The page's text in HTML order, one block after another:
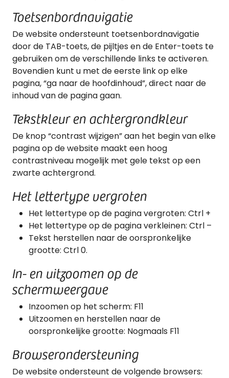
Toetsenbordnavigatie
De website ondersteunt toetsenbordnavigatie
door de TAB-toets, de pijltjes en de Enter-toets te
gebruiken om de verschillende links te activeren.
Bovendien kunt u met de eerste link op elke
pagina, “ga naar de hoofdinhoud”, direct naar de
inhoud van de pagina gaan.
Tekstkleur en achtergrondkleur
De knop “contrast wijzigen” aan het begin van elke
pagina op de website maakt een hoog
contrastniveau mogelijk met gele tekst op een
zwarte achtergrond.
Het lettertype vergroten
Het lettertype op de pagina vergroten: Ctrl +
Het lettertype op de pagina verkleinen: Ctrl –
Tekst herstellen naar de oorspronkelijke
grootte: Ctrl 0.
In- en uitzoomen op de
schermweergave
Inzoomen op het scherm: F11
Uitzoomen en herstellen naar de
oorspronkelijke grootte: Nogmaals F11
Browserondersteuning
De website ondersteunt de volgende browsers: